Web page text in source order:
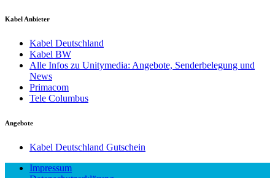
Kabel Anbieter
Kabel Deutschland
Kabel BW
Alle Infos zu Unitymedia: Angebote, Senderbelegung und
News
Primacom
Tele Columbus
Angebote
Kabel Deutschland Gutschein
Impressum